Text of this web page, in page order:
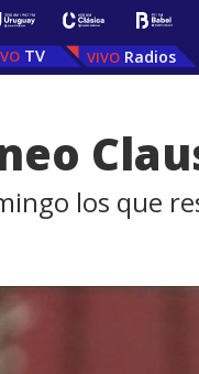
TV Radios
los que